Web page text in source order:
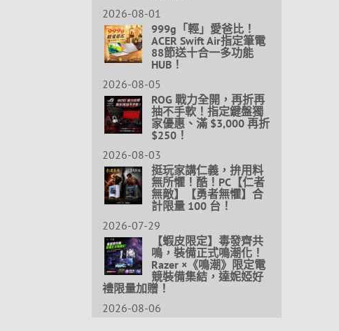
2026-08-01
999g「輕」愛爸比！
ACER Swift Air指定筆電
88節送十合一多功能
HUB！
2026-08-05
ROG 戰力全開，再折再
抽不手軟！指定鍵盤獨
家優惠、滿 $3,000 再折
$250！
2026-08-03
挺玩家講仁義，拚用料
無所懼！酷！PC【仁者
無敵】【勇者無懼】合
計限量 100 台！
2026-07-29
【蝦皮限定】毒發齊共
鳴，裝備正式鳴潮化！
Razer ×《鳴潮》限定電
競裝備集結，達妮婭好
禮限量加贈！
2026-08-06